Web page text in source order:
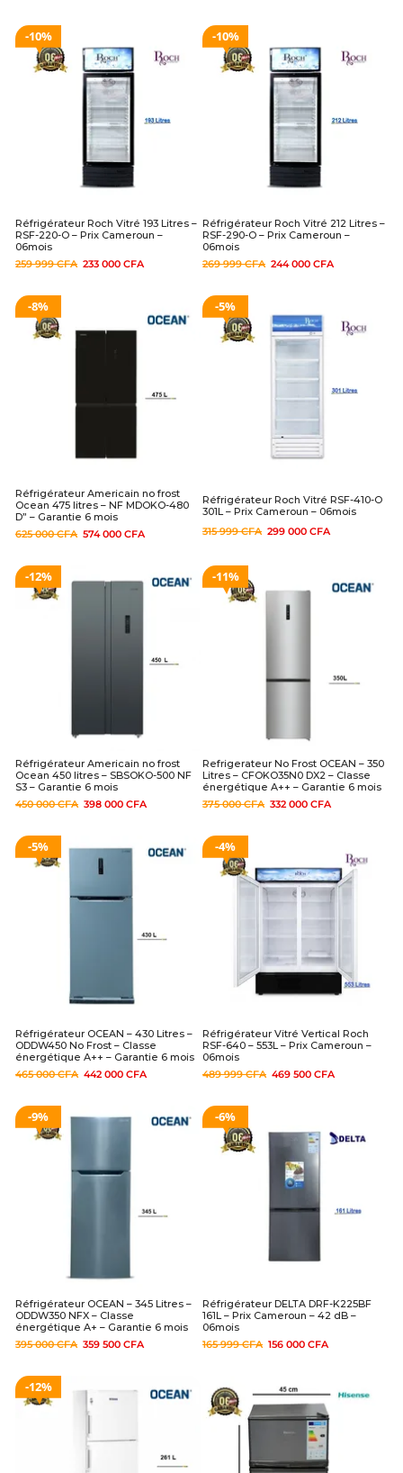
10%
Réfrigérateur Roch Vitré 193 Litres –
RSF-220-O – Prix Cameroun –
06mois
259 999CFA 233 000 CFA
10%
Réfrigérateur Roch Vitré 212 Litres –
RSF-290-O – Prix Cameroun –
06mois
269 999CFA 244 000 CFA
8%
Réfrigérateur Americain no frost
Ocean 475 litres – NF MDOKO-480
D” – Garantie 6 mois
625 000CFA 574 000 CFA
5%
Réfrigérateur Roch Vitré RSF-410-O
301L – Prix Cameroun – 06mois
315 999CFA 299 000 CFA
12%
Réfrigérateur Americain no frost
Ocean 450 litres – SBSOKO-500 NF
S3 – Garantie 6 mois
450 000CFA 398 000 CFA
11%
Refrigerateur No Frost OCEAN – 350
Litres – CFOKO35N0 DX2 – Classe
énergétique A++ – Garantie 6 mois
375 000CFA 332 000 CFA
5%
Réfrigérateur OCEAN – 430 Litres –
ODDW450 No Frost – Classe
énergétique A++ – Garantie 6 mois
465 000CFA 442 000 CFA
4%
Réfrigérateur Vitré Vertical Roch
RSF-640 – 553L – Prix Cameroun –
06mois
489 999CFA 469 500 CFA
9%
Réfrigérateur OCEAN – 345 Litres –
ODDW350 NFX – Classe
énergétique A+ – Garantie 6 mois
395 000CFA 359 500 CFA
6%
Réfrigérateur DELTA DRF-K225BF
161L – Prix Cameroun – 42 dB –
06mois
165 999CFA 156 000 CFA
12%